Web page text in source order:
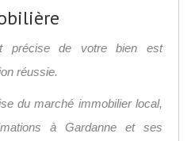
précise de votre bien est
réussie.
du marché immobilier local,
à Gardanne et ses